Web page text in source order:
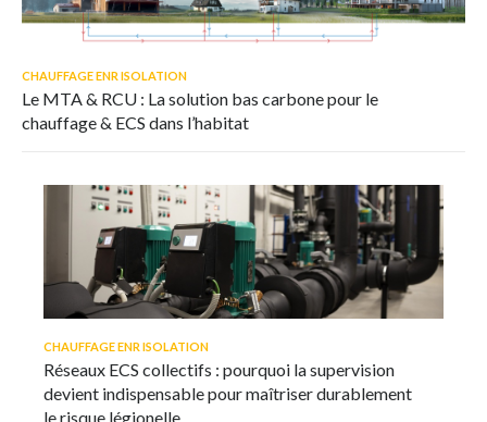
CHAUFFAGE ENR ISOLATION
Le MTA & RCU : La solution bas carbone pour le
chauffage & ECS dans l’habitat
CHAUFFAGE ENR ISOLATION
Réseaux ECS collectifs : pourquoi la supervision
devient indispensable pour maîtriser durablement
le risque légionelle